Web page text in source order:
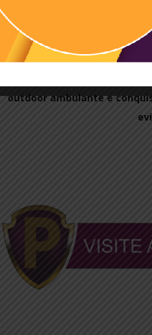
Logística de ponta. Marca
empresa para rodovias e
Enquanto você trabalha, sua
outdoor ambulante e